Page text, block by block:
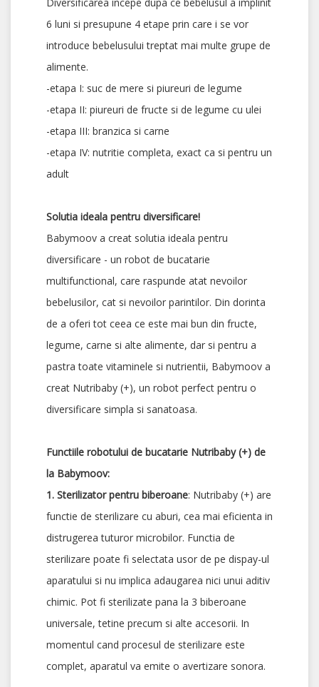
6 luni si presupune 4 etape prin care i se vor
introduce bebelusului treptat mai multe grupe de
alimente.
-etapa I: suc de mere si piureuri de legume
-etapa II: piureuri de fructe si de legume cu ulei
-etapa III: branzica si carne
-etapa IV: nutritie completa, exact ca si pentru un
adult
Solutia ideala pentru diversificare!
Babymoov a creat solutia ideala pentru
diversificare - un robot de bucatarie
multifunctional, care raspunde atat nevoilor
bebelusilor, cat si nevoilor parintilor. Din dorinta
de a oferi tot ceea ce este mai bun din fructe,
legume, carne si alte alimente, dar si pentru a
pastra toate vitaminele si nutrientii, Babymoov a
creat Nutribaby (+), un robot perfect pentru o
diversificare simpla si sanatoasa.
Functiile robotului de bucatarie Nutribaby (+) de
la Babymoov:
1. Sterilizator pentru biberoane: Nutribaby (+) are
functie de sterilizare cu aburi, cea mai eficienta in
distrugerea tuturor microbilor. Functia de
sterilizare poate fi selectata usor de pe dispay-ul
aparatului si nu implica adaugarea nici unui aditiv
chimic. Pot fi sterilizate pana la 3 biberoane
universale, tetine precum si alte accesorii. In
momentul cand procesul de sterilizare este
complet, aparatul va emite o avertizare sonora.